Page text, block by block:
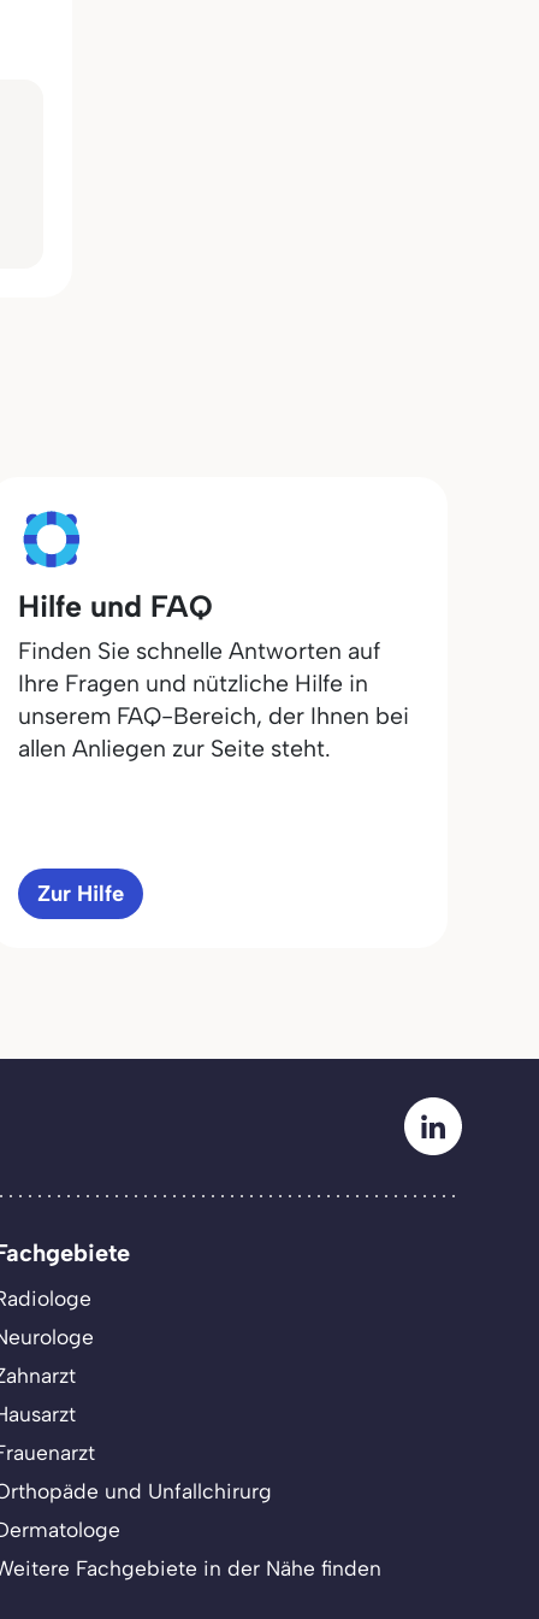
Hilfe und FAQ
Finden Sie schnelle Antworten auf
Ihre Fragen und nützliche Hilfe in
unserem FAQ-Bereich, der Ihnen bei
allen Anliegen zur Seite steht.
Zur Hilfe
und Unfallchirurg
Fachgebiete in der Nähe finden